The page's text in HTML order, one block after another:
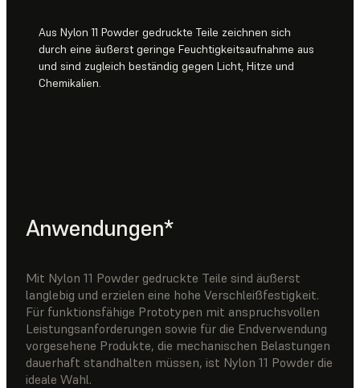
Aus Nylon 11 Powder gedruckte Teile zeichnen sich
durch eine äußerst geringe Feuchtigkeitsaufnahme aus
und sind zugleich beständig gegen Licht, Hitze und
Chemikalien.
Anwendungen*
Mit Nylon 11 Powder gedruckte Teile sind äußerst
langlebig und erzielen eine hohe Verschleißfestigkeit.
Für funktionsfähige Prototypen mit anspruchsvollen
Leistungsanforderungen sowie für die Endverwendung
vorgesehene Produkte, die mechanischen Belastungen
dauerhaft standhalten müssen, ist Nylon 11 Powder die
ideale Wahl.